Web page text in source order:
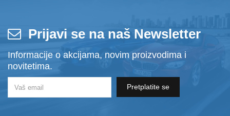
Prijavi se na naš Newsletter
Informacije o akcijama, novim proizvodima i
novitetima.
Pretplatite se